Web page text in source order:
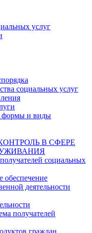
услуг
социальных услуг
формы и виды
В СФЕРЕ
социальных
обеспечение
деятельности
получателей
граждан